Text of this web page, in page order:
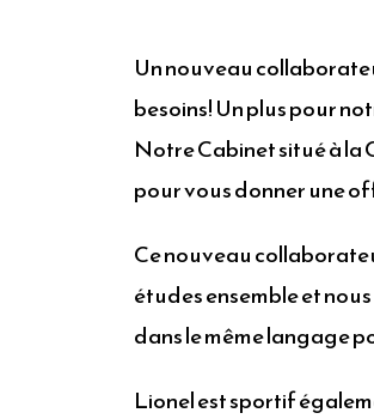
Un nouveau
besoins! Un plus pour
Notre Cabinet situé à la
pour vous donner une
Ce nouveau
études ensemble et
dans le même langage
Lionel est sportif